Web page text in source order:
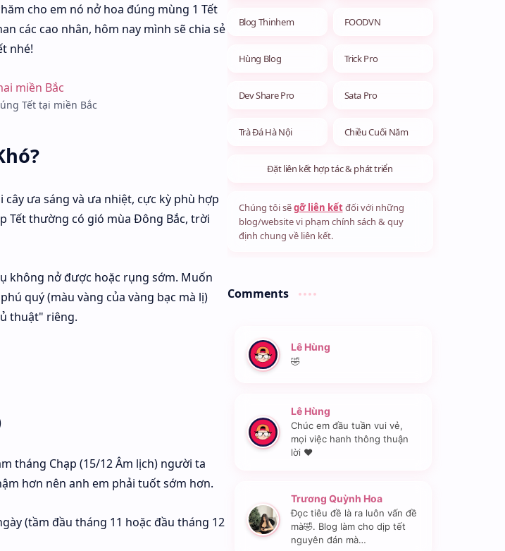
cho em nó nở hoa đúng mùng 1 Tết
các cao nhân, hôm nay mình sẽ chia sẻ
nhé!
Tết tại miền Bắc
ưa sáng và ưa nhiệt, cực kỳ phù hợp
Tết thường có gió mùa Đông Bắc, trời
không nở được hoặc rụng sớm. Muốn
quý (màu vàng của vàng bạc mà lị)
thuật" riêng.
tháng Chạp (15/12 Âm lịch) người ta
hơn nên anh em phải tuốt sớm hơn.
(tầm đầu tháng 11 hoặc đầu tháng 12
Blog Thinhem FOODVN
Hùng Blog Trick Pro
Dev Share Pro Sata Pro
Trà Đá Hà Nội Chiều Cuối Năm
Đặt liên kết hợp tác & phát triển
Chúng tôi sẽgỡ liên kếtđối với những
blog/website vi phạm chính sách & quy
định chung về liên kết.
Comments
Lê Hùng
🤣
Lê Hùng
Chúc em đầu tuần vui vẻ,
mọi việc hanh thông thuận
lời ❤️
Trương Quỳnh Hoa
Đọc tiêu đề là ra luôn vấn đề
mà🤣. Blog làm cho dịp tết
nguyên đán mà…